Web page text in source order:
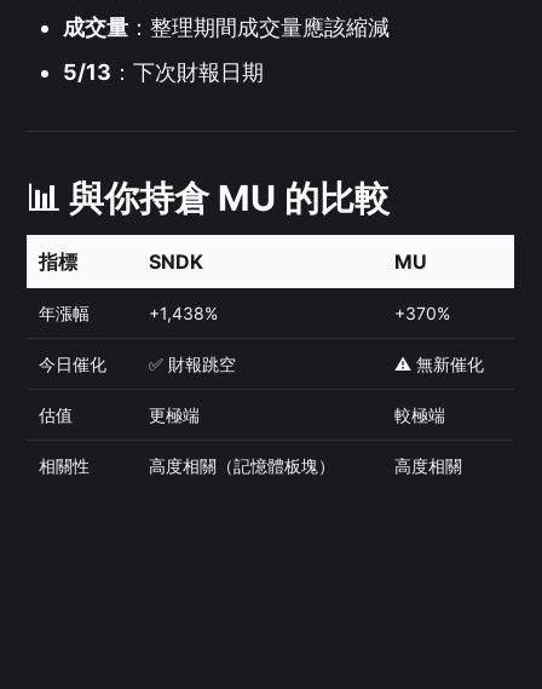
成交量 ：整理期間成交量應該縮減
5/13 ：下次財報日期
📊 與你持倉 MU 的比較
指標 SNDK MU
年漲幅 +1,438% +370%
今日催化 ✅ 財報跳空 ⚠️ 無新催化
估值 更極端 較極端
相關性 高度相關（記憶體板塊） 高度相關